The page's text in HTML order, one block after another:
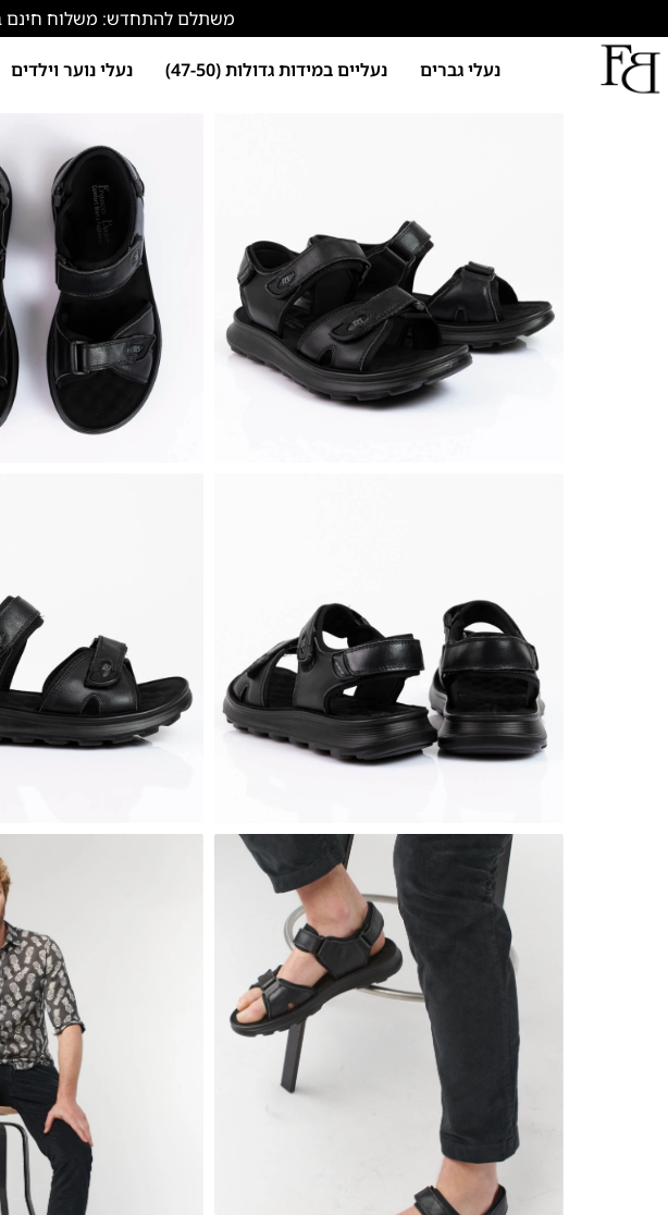
משתלם להתחדש: משלוח חינם ברכישה מעל 600₪ וגם
נעלי גברים נעליים במידות גדולות (47-50) נעלי נוער וילדים